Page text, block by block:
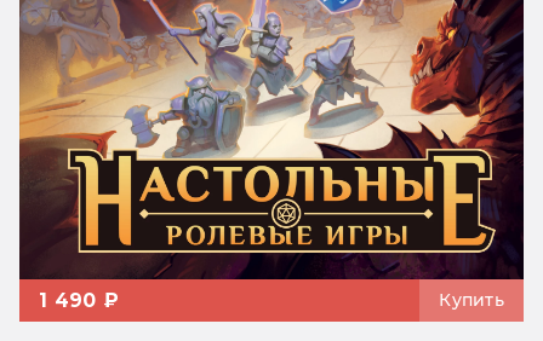
1 490 ₽ Купить